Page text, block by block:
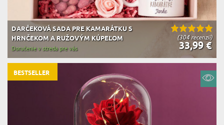
(304 recenzií)
DARČEKOVÁ SADA PRE KAMARÁTKU S
HRNČEKOM A RUŽOVÝM KÚPEĽOM
33,99 €
Doručenie v streda pre vás
BESTSELLER